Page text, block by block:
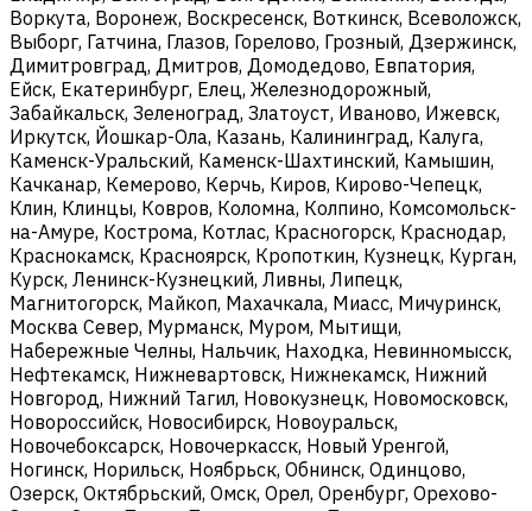
Воркута, Воронеж, Воскресенск, Воткинск, Всеволожск,
Выборг, Гатчина, Глазов, Горелово, Грозный, Дзержинск,
Димитровград, Дмитров, Домодедово, Евпатория,
Ейск, Екатеринбург, Елец, Железнодорожный,
Забайкальск, Зеленоград, Златоуст, Иваново, Ижевск,
Иркутск, Йошкар-Ола, Казань, Калининград, Калуга,
Каменск-Уральский, Каменск-Шахтинский, Камышин,
Качканар, Кемерово, Керчь, Киров, Кирово-Чепецк,
Клин, Клинцы, Ковров, Коломна, Колпино, Комсомольск-
на-Амуре, Кострома, Котлас, Красногорск, Краснодар,
Краснокамск, Красноярск, Кропоткин, Кузнецк, Курган,
Курск, Ленинск-Кузнецкий, Ливны, Липецк,
Магнитогорск, Майкоп, Махачкала, Миасс, Мичуринск,
Москва Север, Мурманск, Муром, Мытищи,
Набережные Челны, Нальчик, Находка, Невинномысск,
Нефтекамск, Нижневартовск, Нижнекамск, Нижний
Новгород, Нижний Тагил, Новокузнецк, Новомосковск,
Новороссийск, Новосибирск, Новоуральск,
Новочебоксарск, Новочеркасск, Новый Уренгой,
Ногинск, Норильск, Ноябрьск, Обнинск, Одинцово,
Озерск, Октябрьский, Омск, Орел, Оренбург, Орехово-